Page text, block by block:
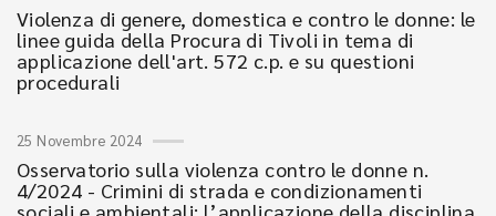
Violenza di genere, domestica e contro le donne: le
linee guida della Procura di Tivoli in tema di
applicazione dell'art. 572 c.p. e su questioni
procedurali
25 Novembre 2024
Osservatorio sulla violenza contro le donne n.
4/2024 - Crimini di strada e condizionamenti